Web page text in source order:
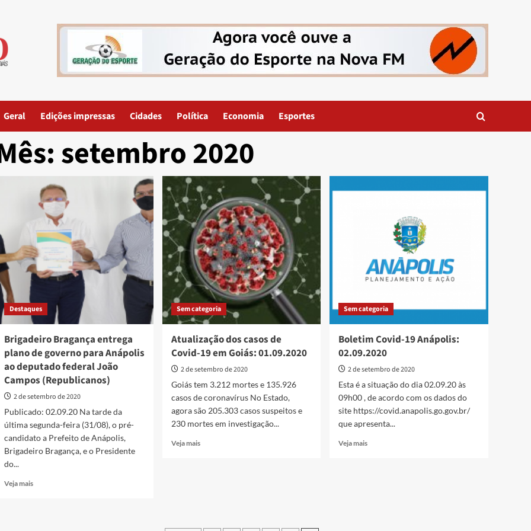
Geral Edições impressas Cidades Política Economia Esportes
setembro 2020
Destaques
Brigadeiro Bragança entrega
plano de governo para Anápolis
ao deputado federal João
Campos (Republicanos)
2 de setembro de 2020
Publicado: 02.09.20 Na tarde da
última segunda-feira (31/08), o pré-
candidato a Prefeito de Anápolis,
Brigadeiro Bragança, e o Presidente
do...
Veja maisRead
Sem categoria
Atualização dos casos de
Covid-19 em Goiás: 01.09.2020
2 de setembro de 2020
Goiás tem 3.212 mortes e 135.926
casos de coronavírus No Estado,
agora são 205.303 casos suspeitos e
230 mortes em investigação...
Veja maisRead
Sem categoria
Boletim Covid-19 Anápolis:
02.09.2020
2 de setembro de 2020
Esta é a situação do dia 02.09.20 às
09h00 , de acordo com os dados do
site https://covid.anapolis.go.gov.br/
que apresenta...
Veja maisRead